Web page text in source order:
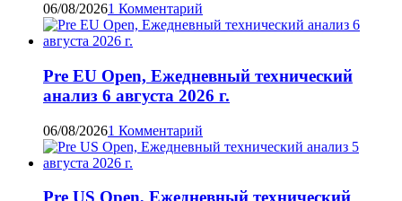
06/08/20261 Комментарий
Pre EU Open, Ежедневный технический
анализ 6 августа 2026 г.
06/08/20261 Комментарий